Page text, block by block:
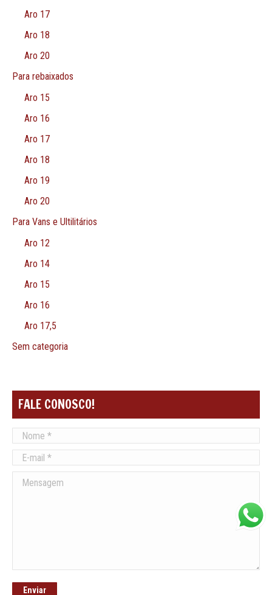
Aro 17
Aro 18
Aro 20
Para rebaixados
Aro 15
Aro 16
Aro 17
Aro 18
Aro 19
Aro 20
Para Vans e Ultilitários
Aro 12
Aro 14
Aro 15
Aro 16
Aro 17,5
Sem categoria
FALE CONOSCO!
Nome *
E-mail *
Mensagem
Enviar